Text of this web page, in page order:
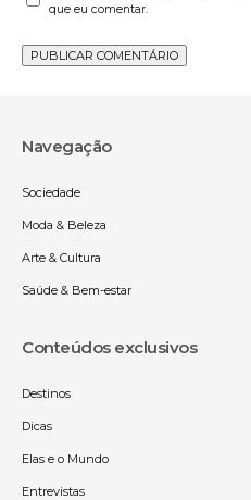
que eu comentar.
Navegação
Sociedade
Moda & Beleza
Arte & Cultura
Saúde & Bem-estar
Conteúdos exclusivos
Destinos
Dicas
Elas e o Mundo
Entrevistas